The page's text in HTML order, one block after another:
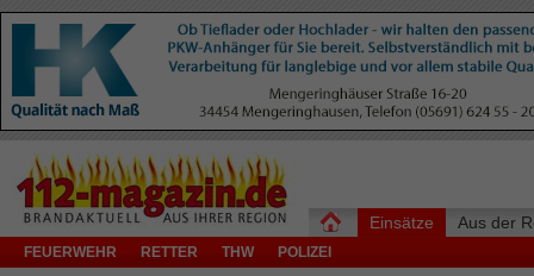
Einsätze
FEUERWEHR RETTER THW POLIZEI
Aus der